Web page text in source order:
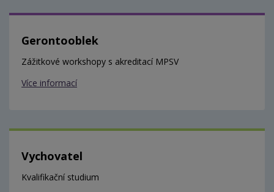
Gerontooblek
Zážitkové workshopy s akreditací MPSV
Více informací
Vychovatel
Kvalifikační studium